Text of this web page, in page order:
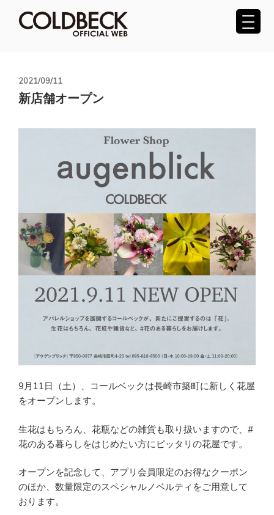
投
稿
日:
2021/09/11
新店舗オープン
9月11日（土）、コールベックは長崎市築町に新しく花屋
をオープンします。
生花はもちろん、花瓶などの雑貨も取り扱いますので、#
花のある暮らしをはじめたい方にピッタリの花屋です。
オープンを記念して、アプリ会員限定のお得なクーポン
のほか、数量限定のスペシャルノベルティをご用意して
おります。